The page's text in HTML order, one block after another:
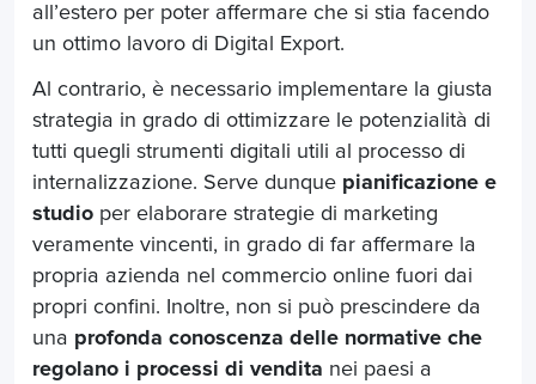
all’estero per poter affermare che si stia facendo
un ottimo lavoro di Digital Export.
Al contrario, è necessario implementare la giusta
strategia in grado di ottimizzare le potenzialità di
tutti quegli strumenti digitali utili al processo di
internalizzazione. Serve dunque pianificazione e
studio per elaborare strategie di marketing
veramente vincenti, in grado di far affermare la
propria azienda nel commercio online fuori dai
propri confini. Inoltre, non si può prescindere da
una profonda conoscenza delle normative che
regolano i processi di vendita nei paesi a